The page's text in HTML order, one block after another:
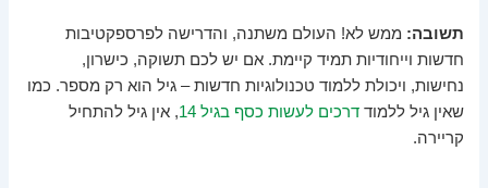
תשובה: ממש לא! העולם משתנה, והדרישה לפרספקטיבות
חדשות וייחודיות תמיד קיימת. אם יש לכם תשוקה, כישרון,
נחישות, ויכולת ללמוד טכנולוגיות חדשות – גיל הוא רק מספר. כמו
שאין גיל ללמודדרכים לעשות כסף בגיל 14
, אין גיל להתחיל
קריירה.